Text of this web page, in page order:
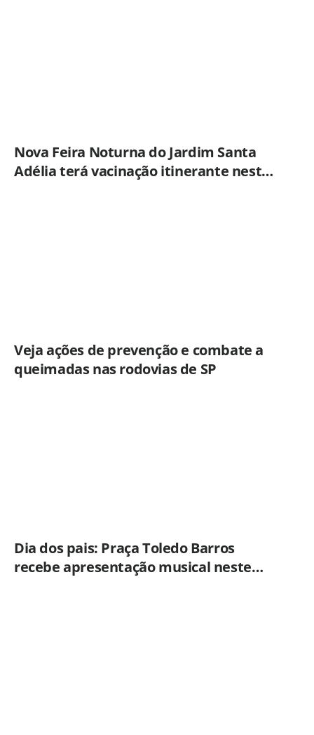
Nova Feira Noturna do Jardim Santa
Adélia terá vacinação itinerante nesta
Veja ações de prevenção e combate a
queimadas nas rodovias de SP
Dia dos pais: Praça Toledo Barros
recebe apresentação musical neste